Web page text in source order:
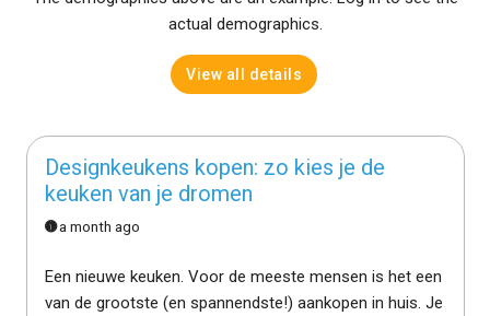
actual demographics.
View all details
Designkeukens kopen: zo kies je de
keuken van je dromen
a month ago
Een nieuwe keuken. Voor de meeste mensen is het een
van de grootste (en spannendste!) aankopen in huis. Je